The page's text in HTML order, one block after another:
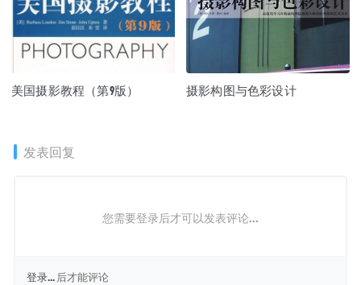
美国摄影教程（第9版） 摄影构图与色彩设计
发表回复
您需要登录后才可以发表评论...
登录...后才能评论